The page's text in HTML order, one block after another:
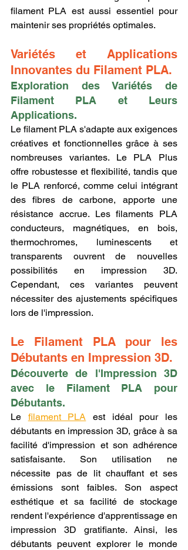
filament PLA est aussi essentiel pour
maintenir ses propriétés optimales.
Variétés et Applications
Innovantes du Filament PLA.
Exploration des Variétés de
Filament PLA et Leurs
Applications.
Le filament PLA s'adapte aux exigences
créatives et fonctionnelles grâce à ses
nombreuses variantes. Le PLA Plus
offre robustesse et flexibilité, tandis que
le PLA renforcé, comme celui intégrant
des fibres de carbone, apporte une
résistance accrue. Les filaments PLA
conducteurs, magnétiques, en bois,
thermochromes, luminescents et
transparents ouvrent de nouvelles
possibilités en impression 3D.
Cependant, ces variantes peuvent
nécessiter des ajustements spécifiques
lors de l'impression.
Le Filament PLA pour les
Débutants en Impression 3D.
Découverte de l'Impression 3D
avec le Filament PLA pour
Débutants.
Le filament PLA est idéal pour les
débutants en impression 3D, grâce à sa
facilité d'impression et son adhérence
satisfaisante. Son utilisation ne
nécessite pas de lit chauffant et ses
émissions sont faibles. Son aspect
esthétique et sa facilité de stockage
rendent l'expérience d'apprentissage en
impression 3D gratifiante. Ainsi, les
débutants peuvent explorer le monde